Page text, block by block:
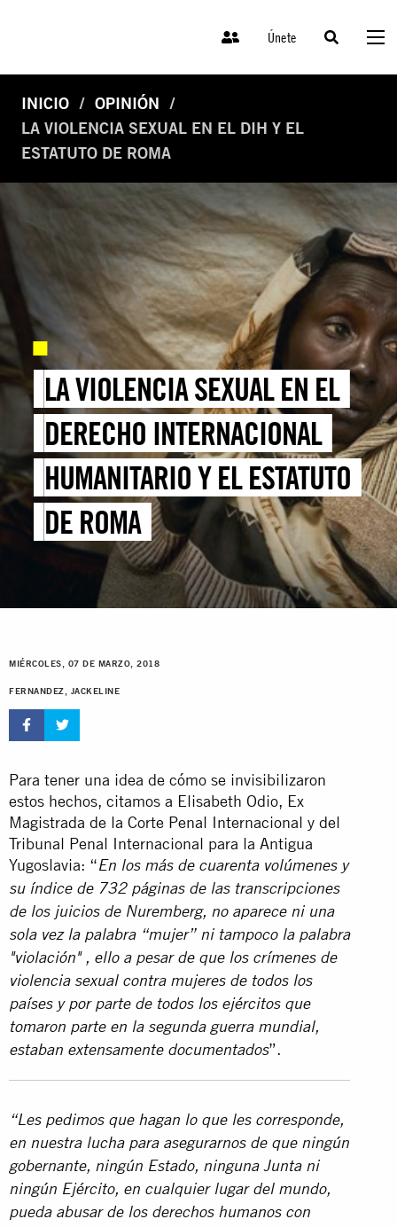
Únete
INICIO
OPINIÓN
LA VIOLENCIA SEXUAL EN EL DIH Y EL
ESTATUTO DE ROMA
LA VIOLENCIA SEXUAL EN EL
DERECHO INTERNACIONAL
HUMANITARIO Y EL ESTATUTO
DE ROMA
MIÉRCOLES, 07 DE MARZO, 2018
FERNANDEZ, JACKELINE
Para tener una idea de cómo se invisibilizaron
estos hechos, citamos a Elisabeth Odio, Ex
Magistrada de la Corte Penal Internacional y del
Tribunal Penal Internacional para la Antigua
Yugoslavia: “En los más de cuarenta volúmenes y
su índice de 732 páginas de las transcripciones
de los juicios de Nuremberg, no aparece ni una
sola vez la palabra “mujer” ni tampoco la palabra
"violación" , ello a pesar de que los crímenes de
violencia sexual contra mujeres de todos los
países y por parte de todos los ejércitos que
tomaron parte en la segunda guerra mundial,
estaban extensamente documentados”.
“Les pedimos que hagan lo que les corresponde,
en nuestra lucha para asegurarnos de que ningún
gobernante, ningún Estado, ninguna Junta ni
ningún Ejército, en cualquier lugar del mundo,
pueda abusar de los derechos humanos con